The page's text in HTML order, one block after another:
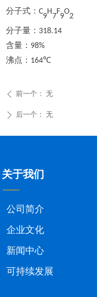
分子式： C
9
H
7
F
9
O
2
分子量： 318.14
含量： 98%
沸点： 164℃
ꄴ 前一个： 无
ꄲ 后一个： 无
关于我们
公司简介
企业文化
新闻中心
可持续发展